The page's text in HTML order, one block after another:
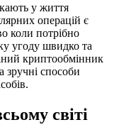
у життя
операцій є
коли потрібно
угоду швидко та
криптообмінник
зручні способи
світі